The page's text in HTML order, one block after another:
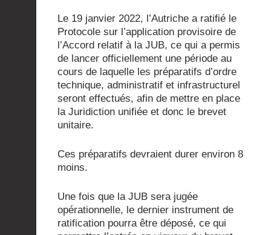
Le 19 janvier 2022, l’Autriche a ratifié le
Protocole sur l’application provisoire de
l’Accord relatif à la JUB, ce qui a permis
de lancer officiellement une période au
cours de laquelle les préparatifs d’ordre
technique, administratif et infrastructurel
seront effectués, afin de mettre en place
la Juridiction unifiée et donc le brevet
unitaire.
Ces préparatifs devraient durer environ 8
moins.
Une fois que la JUB sera jugée
opérationnelle, le dernier instrument de
ratification pourra être déposé, ce qui